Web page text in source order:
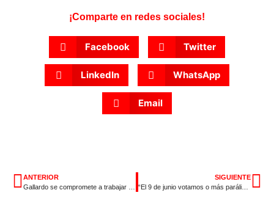
¡Comparte en redes sociales!
Facebook Twitter
LinkedIn WhatsApp
Email
ANTERIOR
SIGUIENTE